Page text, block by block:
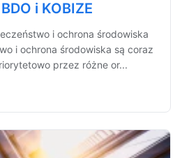
i KOBIZE
i ochrona środowiska
i ochrona środowiska są coraz
przez różne or...